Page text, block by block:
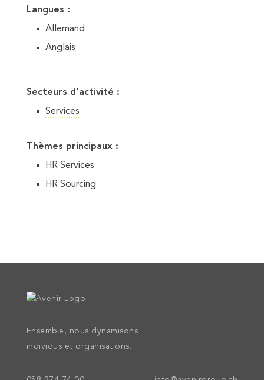
Langues :
Allemand
Anglais
Secteurs d’activité :
Services
Thèmes principaux :
HR Services
HR Sourcing
Ensemble, nous dynamisons
individus et organisations.